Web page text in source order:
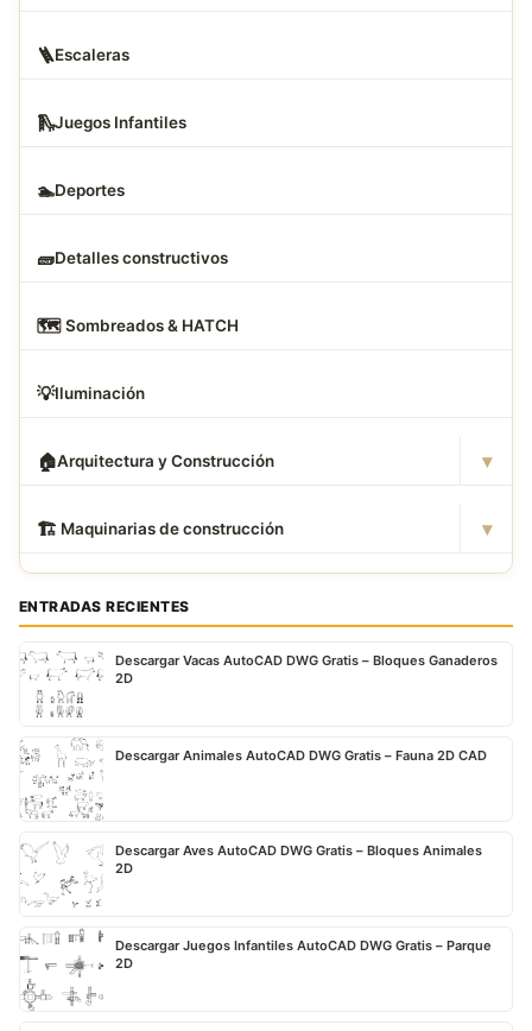
🪜Escaleras
🛝Juegos Infantiles
🏊Deportes
🧱Detalles constructivos
🗺️ Sombreados & HATCH
💡Iluminación
🏠Arquitectura y Construcción ▾
🏗 ️ Maquinarias de construcción ▾
ENTRADAS RECIENTES
Descargar Vacas AutoCAD DWG Gratis – Bloques Ganaderos
2D
Descargar Animales AutoCAD DWG Gratis – Fauna 2D CAD
Descargar Aves AutoCAD DWG Gratis – Bloques Animales
2D
Descargar Juegos Infantiles AutoCAD DWG Gratis – Parque
2D